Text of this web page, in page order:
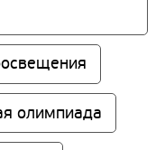
олимпиада